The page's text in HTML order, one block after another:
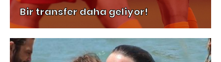
Bir transfer daha geliyor!